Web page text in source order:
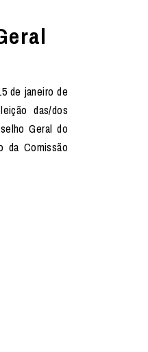
de janeiro de
das/dos
Geral do
da Comissão